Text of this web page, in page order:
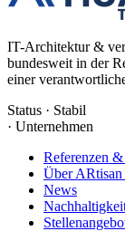
IT-Architektur &
bundesweit in der
einer
Status · Stabil
· Unternehmen
Referenzen &
Über ARtisan
News